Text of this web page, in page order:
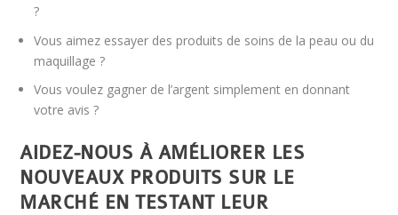
?
Vous aimez essayer des produits de soins de la peau ou du
maquillage ?
Vous voulez gagner de l’argent simplement en donnant
votre avis ?
AIDEZ-NOUS À AMÉLIORER LES
NOUVEAUX PRODUITS SUR LE
MARCHÉ EN TESTANT LEUR